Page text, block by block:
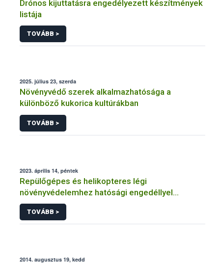
Drónos kijuttatásra engedélyezett készítmények
listája
TOVÁBB >
2025. július 23, szerda
Növényvédő szerek alkalmazhatósága a
különböző kukorica kultúrákban
TOVÁBB >
2023. április 14, péntek
Repülőgépes és helikopteres légi
növényvédelemhez hatósági engedéllyel
rendelkező szervezetek
TOVÁBB >
2014. augusztus 19, kedd